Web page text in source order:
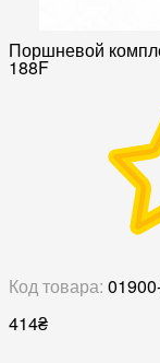
Поршневой
188F
Код товара:
414₴